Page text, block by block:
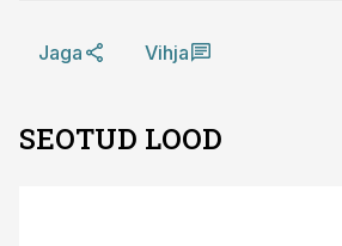
Jaga Vihja
SEOTUD LOOD